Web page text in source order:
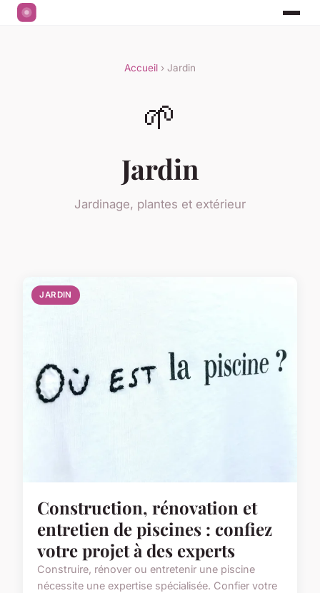
Accueil › Jardin
🌱
Jardin
Jardinage, plantes et extérieur
JARDIN
Construction, rénovation et
entretien de piscines : confiez
votre projet à des experts
Construire, rénover ou entretenir une piscine
nécessite une expertise spécialisée. Confier votre